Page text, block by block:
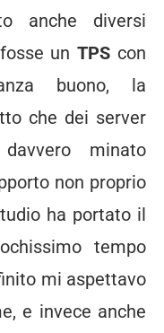
anche diversi
fosse unTPS con
buono, la
che dei server
minato
non proprio
ha portato il
tempo
mi aspettavo
e invece anche